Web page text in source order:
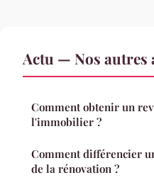
Actu — Nos autres
Comment obtenir un
l'immobilier ?
Comment différencier
de la rénovation ?